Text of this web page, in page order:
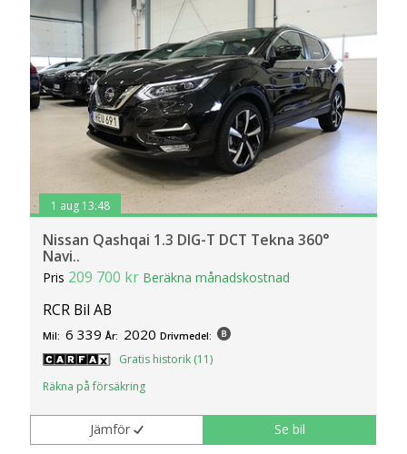
1 aug 13:48
Nissan Qashqai 1.3 DIG-T DCT Tekna 360°
Navi..
Pris 209 700 kr Beräkna månadskostnad
RCR Bil AB
Mil: 6 339 År: 2020 Drivmedel:
Gratis historik (11)
Räkna på försäkring
Jämför Se bil